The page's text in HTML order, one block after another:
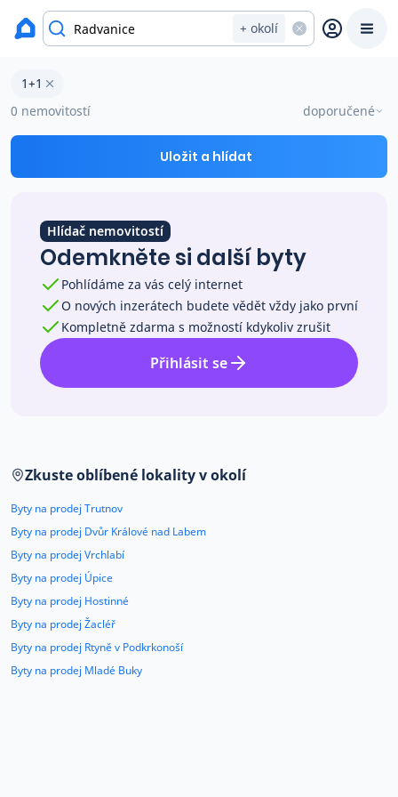
+ okolí
Prodat
Prodej s Reas.cz
Ceny prodaných nemovitostí
Okamžitý výkup
Přehled realitních makléřů
O nás
Kariéra
Kontakt
okres Trutnov
Byty 1+1 na prodej Radvanice
1+1
0 nemovitostí
doporučené
Uložit a hlídat
Hlídač nemovitostí
Odemkněte si další byty
Pohlídáme za vás celý internet
O nových inzerátech budete vědět vždy jako první
Kompletně zdarma s možností kdykoliv zrušit
Přihlásit se
Zkuste oblíbené lokality v okolí
Byty na prodej Trutnov
Byty na prodej Dvůr Králové nad Labem
Byty na prodej Vrchlabí
Byty na prodej Úpice
Byty na prodej Hostinné
Byty na prodej Žacléř
Byty na prodej Rtyně v Podkrkonoší
Byty na prodej Mladé Buky